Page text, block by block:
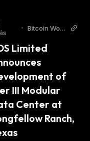
• Bitcoin Worl
Limited
of
III Modular
Center at
Ranch,